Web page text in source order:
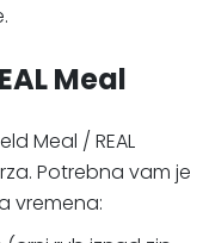
Meal
Meal / REAL
Potrebna vam je
vremena: